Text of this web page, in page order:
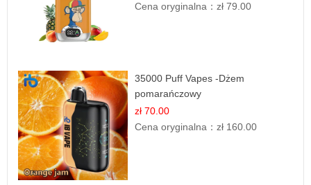
Cena oryginalna：zł 79.00
35000 Puff Vapes -Dżem
pomarańczowy
zł 70.00
Cena oryginalna：zł 160.00